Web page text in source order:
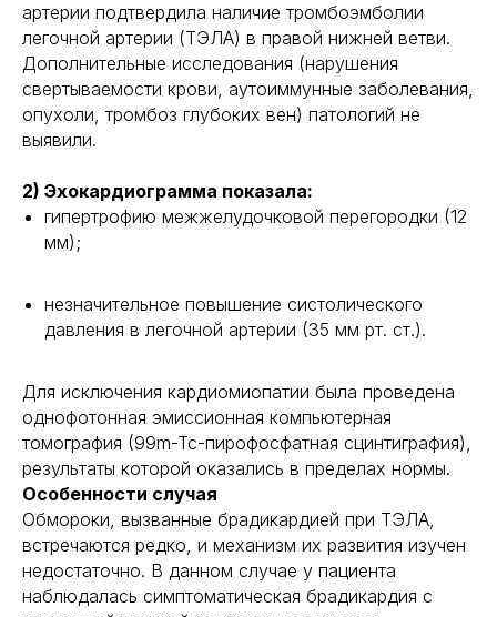
артерии подтвердила наличие тромбоэмболии
легочной артерии (ТЭЛА) в правой нижней ветви.
Дополнительные исследования (нарушения
свертываемости крови, аутоиммунные заболевания,
опухоли, тромбоз глубоких вен) патологий не
выявили.
2) Эхокардиограмма показала:
гипертрофию межжелудочковой перегородки (12
мм);
незначительное повышение систолического
давления в легочной артерии (35 мм рт. ст.).
Для исключения кардиомиопатии была проведена
однофотонная эмиссионная компьютерная
томография (99m-Tc-пирофосфатная сцинтиграфия),
результаты которой оказались в пределах нормы.
Особенности случая
Обмороки, вызванные брадикардией при ТЭЛА,
встречаются редко, и механизм их развития изучен
недостаточно. В данном случае у пациента
наблюдалась симптоматическая брадикардия с